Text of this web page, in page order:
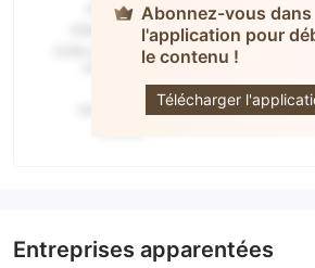
Abonnez-vous dans
l'application pour
le contenu !
Télécharger
FPFX
Entreprises apparentées